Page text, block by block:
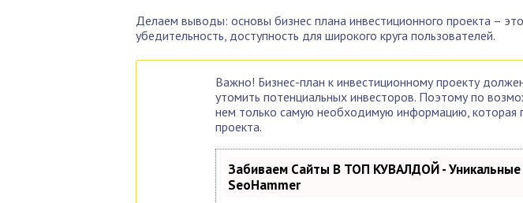
Делаем выводы: основы бизнес плана инвестиционного проекта –
убедительность, доступность для широкого круга пользователей.
Важно! Бизнес-план к инвестиционному проекту
утомить потенциальных инвесторов. Поэтому по
нем только самую необходимую информацию, которая
проекта.
Забиваем Сайты В ТОП КУВАЛДОЙ -
SeoHammer